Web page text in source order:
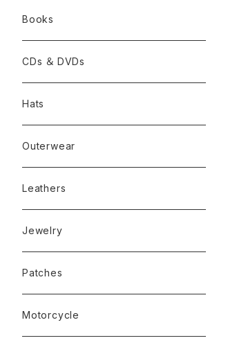
Books
CDs ＆ DVDs
Hats
Outerwear
Leathers
Jewelry
Patches
Motorcycle